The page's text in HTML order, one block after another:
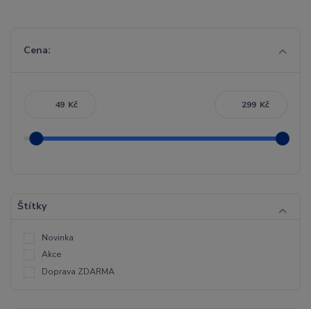
Cena:
Kč Kč
Štítky
Novinka
Akce
Doprava ZDARMA